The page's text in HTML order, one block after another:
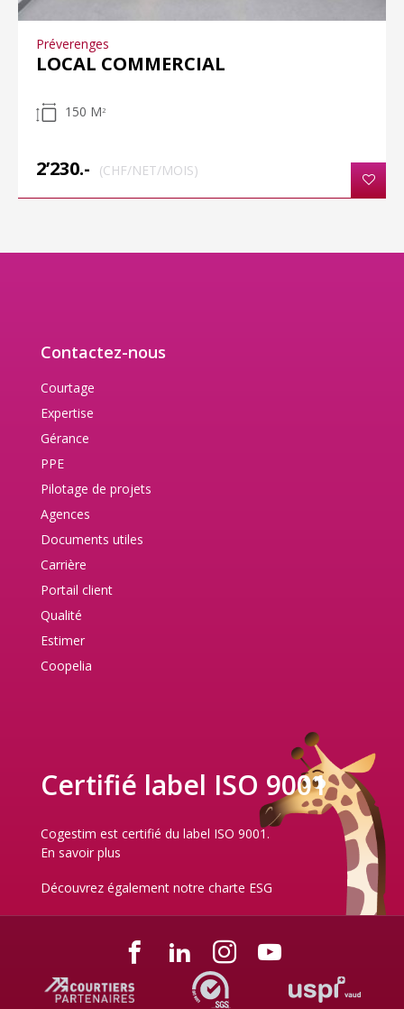
Préverenges
LOCAL COMMERCIAL
150 M 2
2’230.- (CHF/NET/MOIS)
Contactez-nous
Courtage
Expertise
Gérance
PPE
Pilotage de projets
Agences
Documents utiles
Carrière
Portail client
Qualité
Estimer
Coopelia
Certifié label ISO 9001
Cogestim est certifié du label ISO 9001.
En savoir plus
Découvrez également notre charte ESG